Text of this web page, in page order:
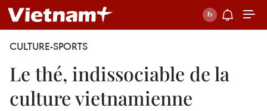
CULTURE-SPORTS
Le thé, indissociable de la
culture vietnamienne